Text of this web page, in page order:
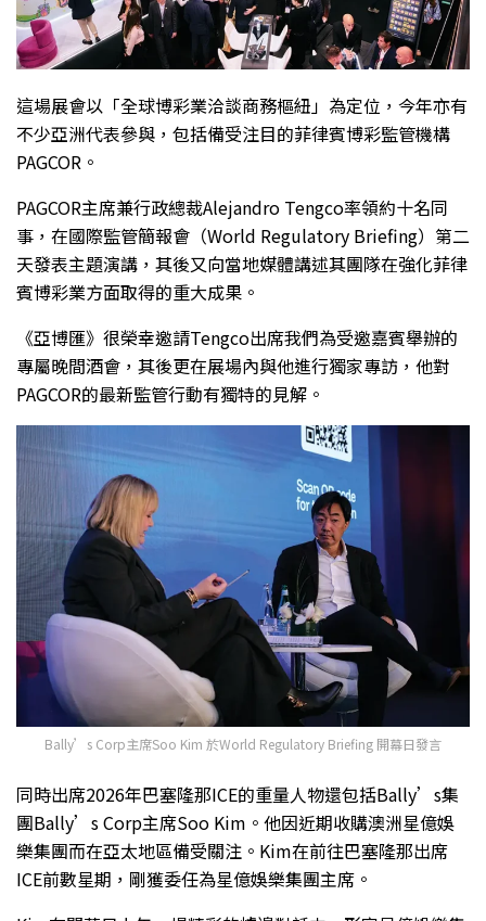
這場展會以「全球博彩業洽談商務樞紐」為定位，今年亦有
不少亞洲代表參與，包括備受注目的菲律賓博彩監管機構
PAGCOR。
PAGCOR主席兼行政總裁Alejandro Tengco率領約十名同
事，在國際監管簡報會（World Regulatory Briefing）第二
天發表主題演講，其後又向當地媒體講述其團隊在強化菲律
賓博彩業方面取得的重大成果。
《亞博匯》很榮幸邀請Tengco出席我們為受邀嘉賓舉辦的
專屬晚間酒會，其後更在展場內與他進行獨家專訪，他對
PAGCOR的最新監管行動有獨特的見解。
Bally’s Corp主席Soo Kim 於World Regulatory Briefing 開幕日發言
同時出席2026年巴塞隆那ICE的重量人物還包括Bally’s集
團Bally’s Corp主席Soo Kim。他因近期收購澳洲星億娛
樂集團而在亞太地區備受關注。Kim在前往巴塞隆那出席
ICE前數星期，剛獲委任為星億娛樂集團主席。